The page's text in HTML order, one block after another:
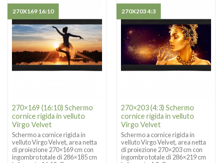
270×169 (16:10) Schermo
cornice rigida in velluto
Virgo Velvet
Schermo a cornice rigida in
velluto Virgo Velvet, area netta
di proiezione 270×169 cm con
ingombro totale di 286×185 cm
270X169 16:10
270×203 (4:3) Schermo
cornice rigida in velluto
Virgo Velvet
Schermo a cornice rigida in
velluto Virgo Velvet, area netta
di proiezione 270×203 cm con
ingombro totale di 286×219 cm
270X203 4:3